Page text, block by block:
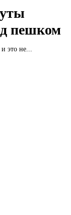
пешком
это не...